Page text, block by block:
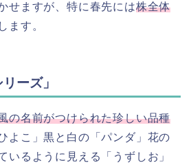
せますが、特に春先には株全体
します。
ーズ」
の名前がつけられた珍しい品種
よこ」黒と白の「パンダ」花の
いるように見える「うずしお」